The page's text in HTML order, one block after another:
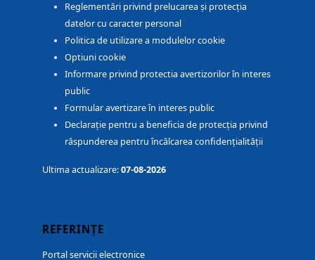
Reglementări privind prelucarea și protecția
datelor cu caracter personal
Politica de utilizare a modulelor cookie
Optiuni cookie
Informare privind protectia avertizorilor în interes
public
Formular avertizare în interes public
Declarație pentru a beneficia de protecția privind
răspunderea pentru încălcarea confidențialității
Ultima actualizare:07-08-2026
REFERINȚE
Portal servicii electronice